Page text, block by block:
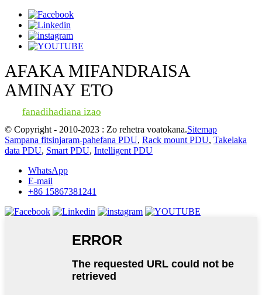
AFAKA MIFANDRAISA
AMINAY ETO
fanadihadiana izao
© Copyright - 2010-2023 : Zo rehetra voatokana.Sitemap
Sampana fitsinjaram-pahefana PDU, Rack mount PDU, Takelaka
data PDU, Smart PDU, Intelligent PDU
WhatsApp
E-mail
+86 15867381241